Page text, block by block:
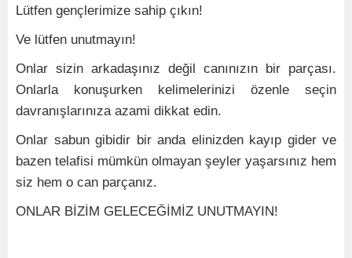
Lütfen gençlerimize sahip çıkın!
Ve lütfen unutmayın!
Onlar sizin arkadaşınız değil canınızın bir parçası.
Onlarla konuşurken kelimelerinizi özenle seçin
davranışlarınıza azami dikkat edin.
Onlar sabun gibidir bir anda elinizden kayıp gider ve
bazen telafisi mümkün olmayan şeyler yaşarsınız hem
siz hem o can parçanız.
ONLAR BİZİM GELECEĞİMİZ UNUTMAYIN!